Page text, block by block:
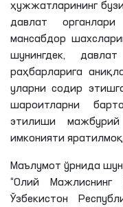
ҳужжатларининг
давлат
мансабдор
шунингдек,
раҳбарларига
уларни содир
шароитларни
этилиши
имконияти
Маълумот ўрнида
“Олий Мажлиснинг
Ўзбекистон